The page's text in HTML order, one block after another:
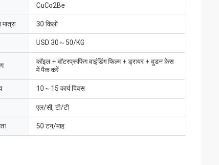
CuCo2Be
30 किलो
USD 30～50/KG
कॉइल + वॉटरप्रूफिंग वाइंडिंग फिल्म + ड्रायर + वुडन केस
में पैक करें
10～15 कार्य दिवस
एल/सी, टी/टी
50 टन/माह